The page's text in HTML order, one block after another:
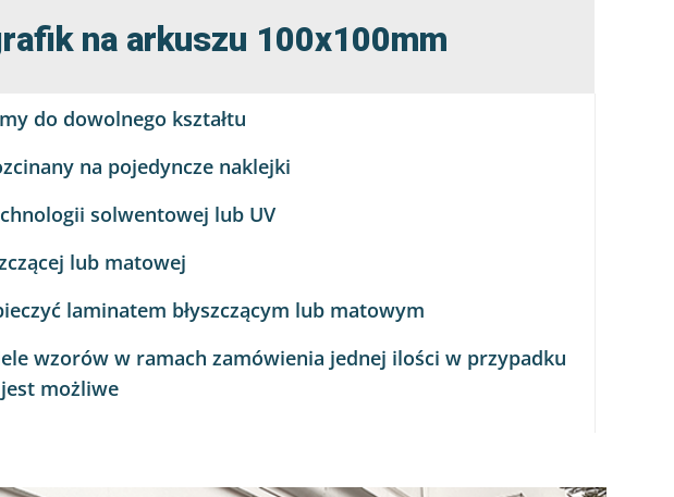
na arkuszu 100x100mm
do dowolnego kształtu
na pojedyncze naklejki
solwentowej lub UV
lub matowej
laminatem błyszczącym lub matowym
wzorów w ramach zamówienia jednej ilości w przypadku
możliwe